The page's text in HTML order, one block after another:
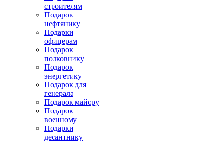
строителям
Подарок
нефтянику
Подарки
офицерам
Подарок
полковнику
Подарок
энергетику
Подарок для
генерала
Подарок майору
Подарок
военному
Подарки
десантнику